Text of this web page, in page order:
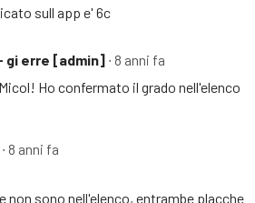
sull app e' 6c
gi erre [admin] ∙ 8 anni fa
Ho confermato il grado nell'elenco
∙ 8 anni fa
non sono nell'elenco, entrambe placche